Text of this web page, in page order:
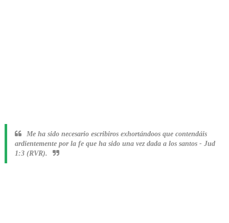
Me ha sido necesario escribiros exhortándoos que contendáis
ardientemente por la fe que ha sido una vez dada a los santos - Jud
1:3 (RVR).